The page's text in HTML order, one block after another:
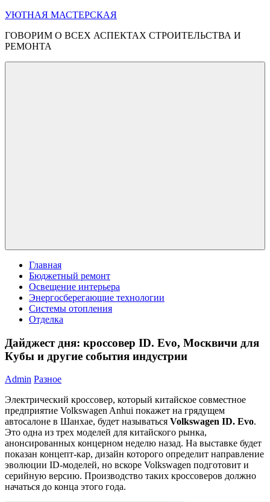
Перейти
содержимому
УЮТНАЯ МАСТЕРСКАЯ
ГОВОРИМ О ВСЕХ АСПЕКТАХ СТРОИТЕЛЬСТВА И
РЕМОНТА
Главная
Бюджетный ремонт
Освещение интерьера
Энергосберегающие технологии
Системы отопления
Отделка
Дайджест дня: кроссовер ID. Evo, Москвичи для
Кубы и другие события индустрии
Admin Разное
Электрический кроссовер, который китайское совместное
предприятие Volkswagen Anhui покажет на грядущем
автосалоне в Шанхае, будет называться Volkswagen ID. Evo.
Это одна из трех моделей для китайского рынка,
анонсированных концерном неделю назад. На выставке будет
показан концепт-кар, дизайн которого определит направление
эволюции ID-моделей, но вскоре Volkswagen подготовит и
серийную версию. Производство таких кроссоверов должно
начаться до конца этого года.